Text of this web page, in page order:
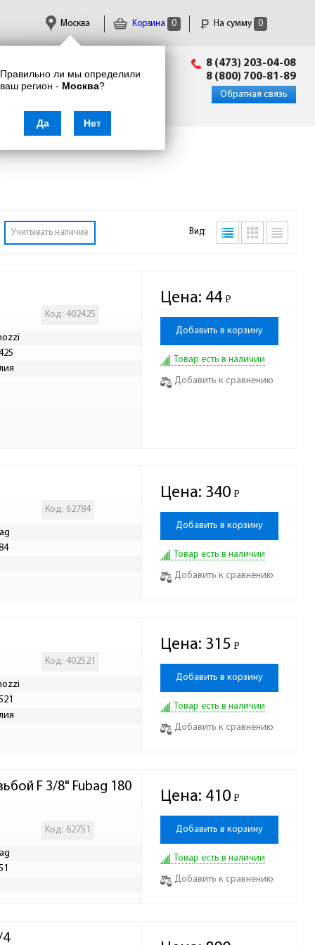
Корзина 0 На сумму 0
Правильно ли мы определили
ваш регион - Москва?
Да Нет
Москва
info@enkor24.ru
8 (473) 203-04-08
8 (800) 700-81-89
Обратная связь
Учитывать наличие Вид:
Код: 402425
Цена: 44 Р
-
Добавить в корзину
Товар есть в наличии
Добавить к сравнению
Код: 62784
Цена: 340 Р
-
Добавить в корзину
Товар есть в наличии
Добавить к сравнению
Код: 402521
Цена: 315 Р
-
Добавить в корзину
Товар есть в наличии
Добавить к сравнению
F 3/8" Fubag 180
Код: 62751
Цена: 410 Р
-
Добавить в корзину
Товар есть в наличии
Добавить к сравнению
4